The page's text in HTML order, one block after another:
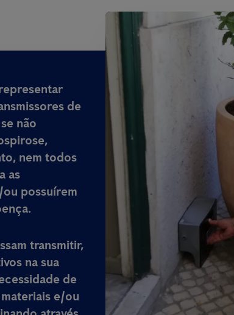
de
se não
nem todos
as
possuírem
transmitir,
na sua
de
e/ou